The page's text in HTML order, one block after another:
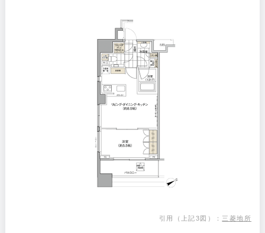
引用（上記3図）： 三菱地所